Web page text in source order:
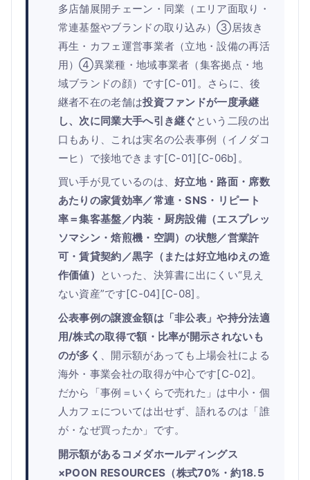
多店舗展開チェーン・同業（エリア面取り・
常連基盤やブランドの取り込み）③居抜き
再生・カフェ運営事業者（立地・設備の再活
用）④異業種・地域事業者（集客拠点・地
域ブランドの顔）です[C-01]。さらに、後
継者不在の老舗は投資ファンドが一度承継
し、次に同業大手へ引き継ぐ という二段の出
口もあり、これは実名の公表事例（イノダコ
ーヒ）で接地できます[C-01][C-06b]。
買い手が見ているのは、好立地・路面・席数
あたりの家賃効率／常連・SNS・リピート
率＝集客基盤／内装・厨房設備（エスプレッ
ソマシン・焙煎機・空調）の状態／営業許
可・賃貸契約／黒字（または好立地ゆえの造
作価値） といった、決算書に出にくい“見え
ない資産”です[C-04][C-08]。
公表事例の譲渡金額は「非公表」や持分法適
用/株式の取得で額・比率が開示されないも
のが多く 、開示額があっても上場会社による
海外・事業会社の取得が中心です[C-02]。
だから「事例＝いくらで売れた」は中小・個
人カフェについては出せず、語れるのは「誰
が・なぜ買ったか」です。
開示額があるコメダホールディングス
×POON RESOURCES（株式70%・約18.5